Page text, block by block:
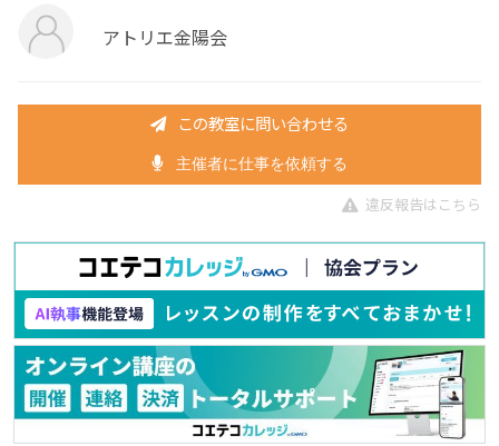
アトリエ金陽会
この教室に問い合わせる
主催者に仕事を依頼する
違反報告はこちら